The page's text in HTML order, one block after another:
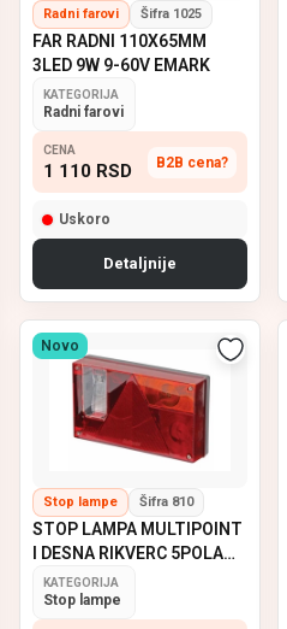
Radni farovi Šifra 1025
FAR RADNI 110X65MM
3LED 9W 9-60V EMARK
KATEGORIJA
Radni farovi
CENA
1 110 RSD B2B cena?
Uskoro
Detaljnije
Novo
Stop lampe Šifra 810
STOP LAMPA MULTIPOINT
I DESNA RIKVERC 5POLA
ASPOCK
KATEGORIJA
Stop lampe